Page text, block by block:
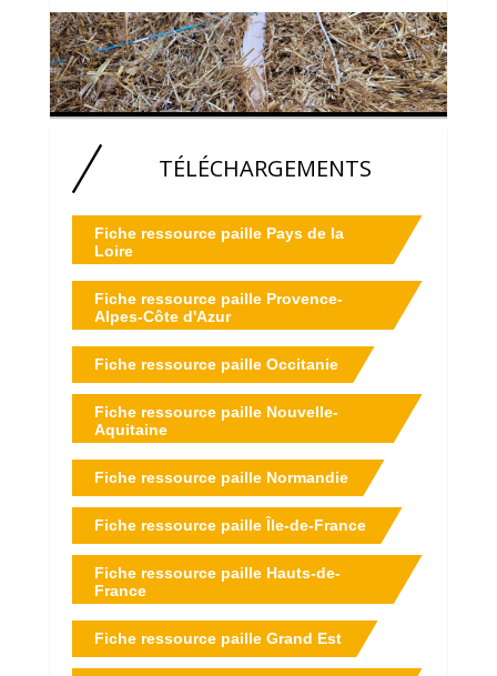
TÉLÉCHARGEMENTS
Fiche ressource paille Pays de la
Loire
Fiche ressource paille Provence-
Alpes-Côte d'Azur
Fiche ressource paille Occitanie
Fiche ressource paille Nouvelle-
Aquitaine
Fiche ressource paille Normandie
Fiche ressource paille Île-de-France
Fiche ressource paille Hauts-de-
France
Fiche ressource paille Grand Est